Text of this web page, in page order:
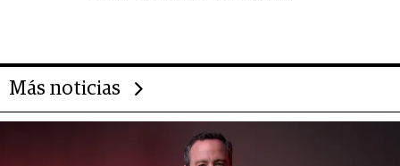
Más noticias